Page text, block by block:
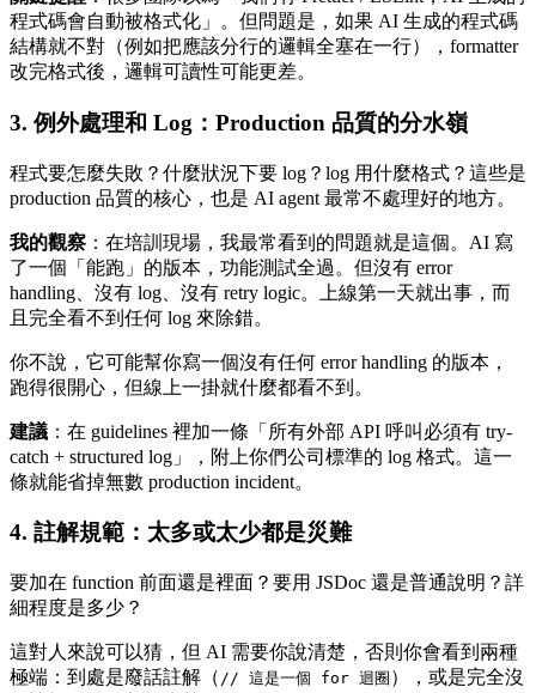
程式碼會自動被格式化」。但問題是，如果 AI 生成的程式碼
結構就不對（例如把應該分行的邏輯全塞在一行），formatter
改完格式後，邏輯可讀性可能更差。
3. 例外處理和 Log：Production 品質的分水嶺
程式要怎麼失敗？什麼狀況下要 log？log 用什麼格式？這些是
production 品質的核心，也是 AI agent 最常不處理好的地方。
我的觀察 ：在培訓現場，我最常看到的問題就是這個。AI 寫
了一個「能跑」的版本，功能測試全過。但沒有 error
handling、沒有 log、沒有 retry logic。上線第一天就出事，而
且完全看不到任何 log 來除錯。
你不說，它可能幫你寫一個沒有任何 error handling 的版本，
跑得很開心，但線上一掛就什麼都看不到。
建議 ：在 guidelines 裡加一條「所有外部 API 呼叫必須有 try-
catch + structured log」，附上你們公司標準的 log 格式。這一
條就能省掉無數 production incident。
4. 註解規範：太多或太少都是災難
要加在 function 前面還是裡面？要用 JSDoc 還是普通說明？詳
細程度是多少？
這對人來說可以猜，但 AI 需要你說清楚，否則你會看到兩種
極端：到處是廢話註解（ // 這是一個 for 迴圈 ），或是完全沒